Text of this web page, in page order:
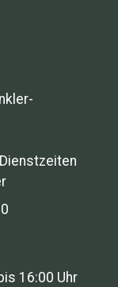
16:00 Uhr